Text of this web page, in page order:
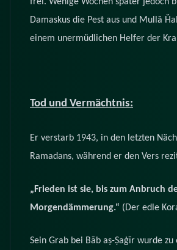
Damaskus die Pest aus und Mullā
einem unermüdlichen Helfer der
Tod und Vermächtnis:
Er verstarb 1943, in den letzten
Ramadans, während er den Vers
„Frieden ist sie, bis zum Anbruch
Morgendämmerung.“ (Der edle
Sein Grab bei Bāb aṣ-Ṣaġīr wurde